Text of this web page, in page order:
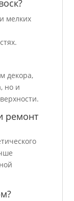
мелких
декора,
но и
ремонт